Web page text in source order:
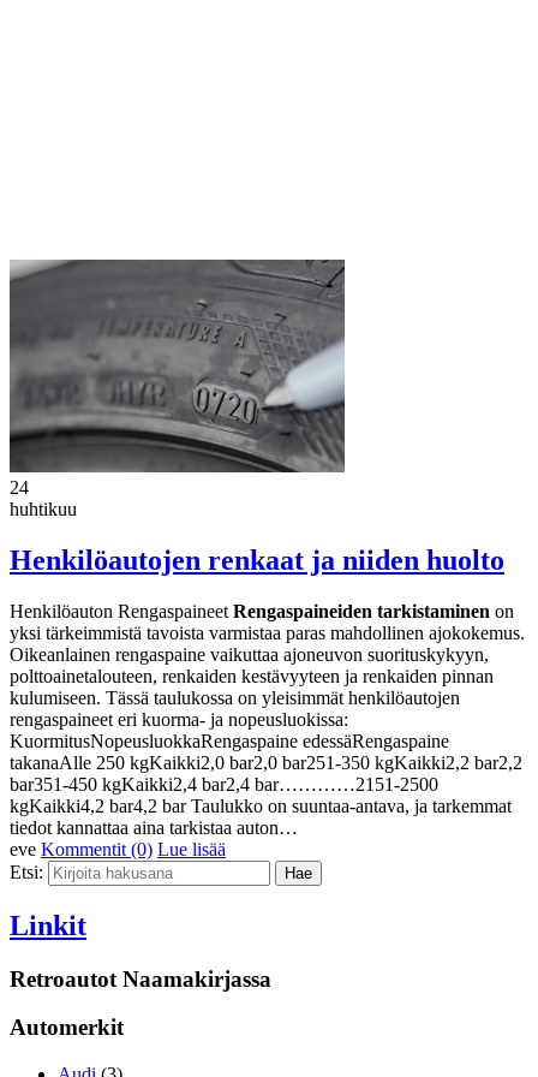
24
huhtikuu
Henkilöautojen renkaat ja niiden huolto
Henkilöauton Rengaspaineet Rengaspaineiden tarkistaminen on
yksi tärkeimmistä tavoista varmistaa paras mahdollinen ajokokemus.
Oikeanlainen rengaspaine vaikuttaa ajoneuvon suorituskykyyn,
polttoainetalouteen, renkaiden kestävyyteen ja renkaiden pinnan
kulumiseen. Tässä taulukossa on yleisimmät henkilöautojen
rengaspaineet eri kuorma- ja nopeusluokissa:
KuormitusNopeusluokkaRengaspaine edessäRengaspaine
takanaAlle 250 kgKaikki2,0 bar2,0 bar251-350 kgKaikki2,2 bar2,2
bar351-450 kgKaikki2,4 bar2,4 bar…………2151-2500
kgKaikki4,2 bar4,2 bar Taulukko on suuntaa-antava, ja tarkemmat
tiedot kannattaa aina tarkistaa auton…
eve Kommentit (0) Lue lisää
Etsi:
Linkit
Retroautot Naamakirjassa
Automerkit